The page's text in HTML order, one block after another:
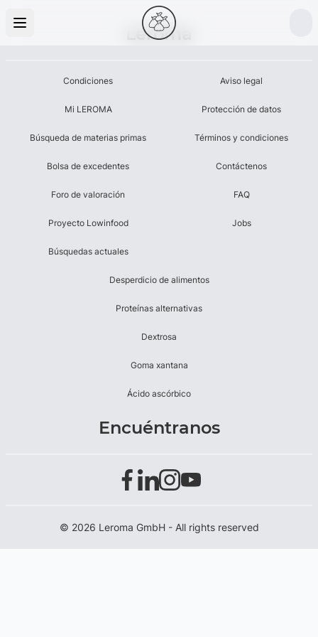
Leroma
Condiciones
Mi LEROMA
Búsqueda de materias primas
Bolsa de excedentes
Foro de valoración
Proyecto Lowinfood
Búsquedas actuales
Aviso legal
Protección de datos
Términos y condiciones
Contáctenos
FAQ
Jobs
Desperdicio de alimentos
Proteínas alternativas
Dextrosa
Goma xantana
Ácido ascórbico
Encuéntranos
© 2026 Leroma GmbH - All rights reserved